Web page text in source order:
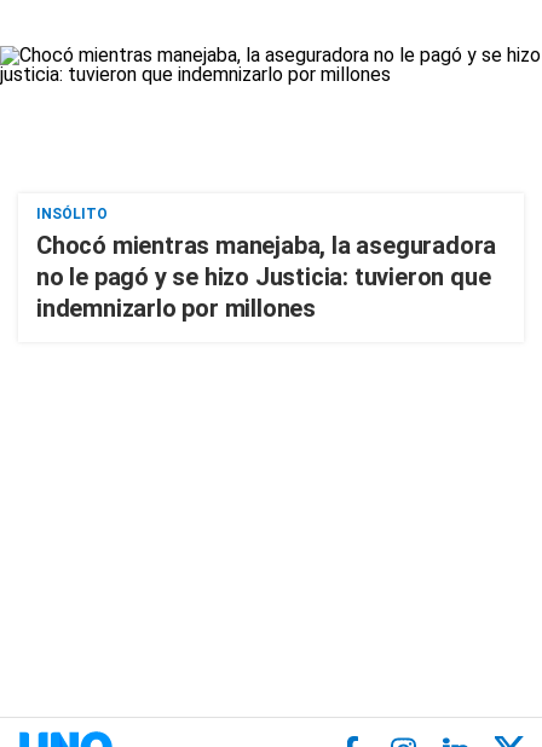
INSÓLITO
Chocó mientras manejaba, la aseguradora
no le pagó y se hizo Justicia: tuvieron que
indemnizarlo por millones